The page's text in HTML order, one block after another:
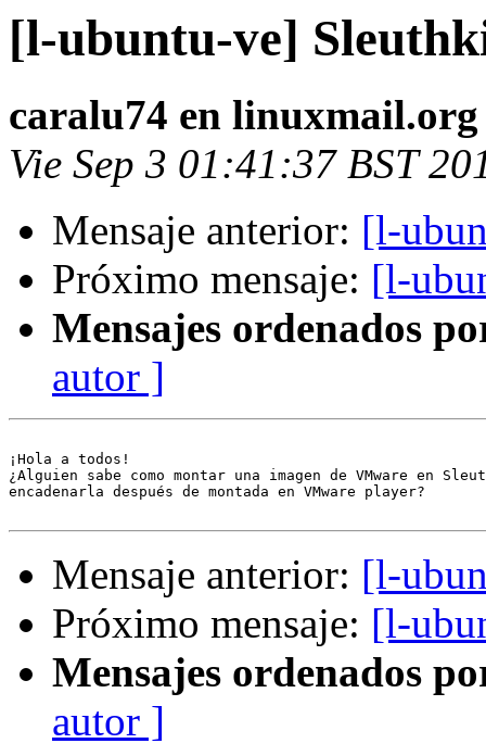
[l-ubuntu-ve]
caralu74 en linuxmail.org
Vie Sep 3 01:41:37 BST
Mensaje anterior: [l-
Próximo mensaje: [l-
Mensajes ordenados
autor ]
¡Hola a todos!
¿Alguien sabe como montar una imagen de VMware en
encadenarla después de montada en VMware player?
Mensaje anterior: [l-
Próximo mensaje: [l-
Mensajes ordenados
autor ]